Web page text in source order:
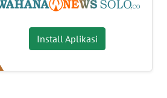
Install Aplikasi